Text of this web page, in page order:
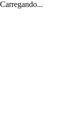
Carregando...